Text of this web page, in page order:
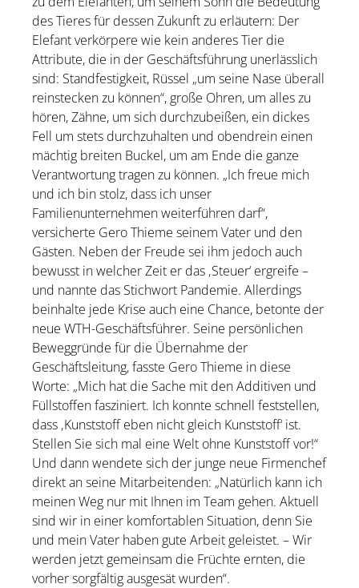
des Tieres für dessen Zukunft zu erläutern: Der
Elefant verkörpere wie kein anderes Tier die
Attribute, die in der Geschäftsführung unerlässlich
sind: Standfestigkeit, Rüssel „um seine Nase überall
reinstecken zu können“, große Ohren, um alles zu
hören, Zähne, um sich durchzubeißen, ein dickes
Fell um stets durchzuhalten und obendrein einen
mächtig breiten Buckel, um am Ende die ganze
Verantwortung tragen zu können. „Ich freue mich
und ich bin stolz, dass ich unser
Familienunternehmen weiterführen darf“,
versicherte Gero Thieme seinem Vater und den
Gästen. Neben der Freude sei ihm jedoch auch
bewusst in welcher Zeit er das ‚Steuer‘ ergreife –
und nannte das Stichwort Pandemie. Allerdings
beinhalte jede Krise auch eine Chance, betonte der
neue WTH-Geschäftsführer. Seine persönlichen
Beweggründe für die Übernahme der
Geschäftsleitung, fasste Gero Thieme in diese
Worte: „Mich hat die Sache mit den Additiven und
Füllstoffen fasziniert. Ich konnte schnell feststellen,
dass ‚Kunststoff eben nicht gleich Kunststoff‘ ist.
Stellen Sie sich mal eine Welt ohne Kunststoff vor!“
Und dann wendete sich der junge neue Firmenchef
direkt an seine Mitarbeitenden: „Natürlich kann ich
meinen Weg nur mit Ihnen im Team gehen. Aktuell
sind wir in einer komfortablen Situation, denn Sie
und mein Vater haben gute Arbeit geleistet. – Wir
werden jetzt gemeinsam die Früchte ernten, die
vorher sorgfältig ausgesät wurden“.